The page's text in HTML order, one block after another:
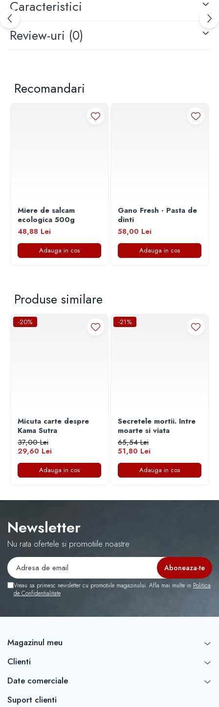
Caracteristici
Review-uri (0)
Recomandari
Miere de salcam
ecologica 500g
48,88 Lei
Adauga in cos
Gano Fresh - Pasta de
dinti
58,00 Lei
Adauga in cos
Produse similare
-20%
Micuta carte despre
Kama Sutra
37,00 Lei
29,60 Lei
Adauga in cos
-21%
Secretele mortii. Intre
moarte si viata
65,54 Lei
51,80 Lei
Adauga in cos
Newsletter
Nu rata ofertele si promotiile noastre
Vreau sa primesc newsletter cu promotiile magazinului. Afla mai multe in Politica
de Confidentialitate
Magazinul meu
Clienti
Date comerciale
Suport clienti